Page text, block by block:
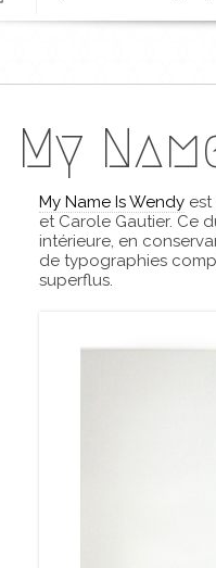
My
My Name Is Wendy
et Carole Gautier. Ce
intérieure, en
de typographies
superflus.